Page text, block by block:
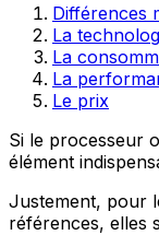
Différences
La
La
La
Le prix
Si le processeur
élément
Justement, pour
références, elles